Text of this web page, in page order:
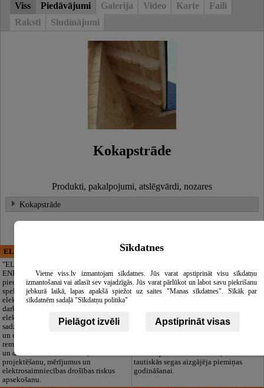
Viss Piedāvājumi Galerija Video Karte
Faili
Raksti
Sludinājumi
Kokapstrāde
Produkti, pakalpojumi, atslēgvārdi, nozares
Kokapstrāde
ELECTRIC ENERGY
"ELECTRIC
ENERGY Kandava"
piedāvā pilna
spektra
elektromontāžas
darbus,
elektroinstalācijas,
sadzīves tehnikas
un elektronikas
remontu, vājstrāvas
un drošības sistēmu izbūvi, kā arī
projektēšanu, mērījumus un
elektrosaimniecības drošības riskus
apsekošanu.
CĒSU APBEDĪŠANAS
Cieņpilnas atvadas
bez liekām raizēm.
Mēs parūpēsimies
organizēšanas un
dokumentu
tautiskās segas aizgājēja piemiņas
godināšanai.
Sīkdatnes
Vietne viss.lv izmantojam sīkdatnes. Jūs varat apstiprināt visu sīkdatņu
izmantošanai vai atlasīt sev vajadzīgās. Jūs varat pārlūkot un labot savu piekrišanu
jebkurā laikā, lapas apakšā spiežot uz saites "Manas sīkdatnes". Sīkāk par
sīkdatnēm sadaļā "Sīkdatņu politika"
Pielāgot izvēli Apstiprināt visas